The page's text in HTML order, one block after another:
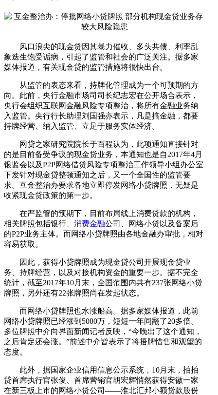
风口浪尖的现金贷因其暴力催收、多头共债、利率乱
象迭生饱受诟病，引起了监管和社会的广泛关注。据多家
媒体报道，有关现金贷的监管措施将很快出台。
从监管的表态来看，持牌化管理成为一个可预期的方
向。此前，央行金融市场司司长纪志宏在公开场合表示，
央行会组织互联网金融风险专项整治，将所有金融业务纳
入监管。央行行长助理刘国强亦表示，凡是搞金融，都要
持牌经营、纳入监管、立足于服务实体经济。
网贷之家研究院院长于百程认为，此项通知直接针对
的是目前备受争议的现金贷业务，本通知也是自2017年4月
银监会以及P2P网络借贷风险专项整治工作领导小组办公室
下发针对现金贷整顿通知之后，又一个全国性的监管要
求。互金整治办要求各地立即停发网络小贷牌照，无疑是
收紧现金贷政策的第一步。
在严监管的预期下，目前布局线上消费贷款的机构，
相关牌照包括银行、 消费金融公司、网络小贷以及备案后
的P2P业务主体。而网络小贷牌照由各地金融办审批，相对
容易获取。
因此，获得小贷牌照成为现金贷公司开展现金贷业
务、持牌经营，以及对接机构资金的重要一步。据不完全
统计，截至2017年10月末，全国范围内共有237张网络小贷
牌照，另外还有22张牌照尚在发起状态。
而网络小贷牌照也水涨船高。据多家媒体报道，此前
网络小贷牌照已经涨到5000万，短短一年间翻了20多倍。
多位牌照中介向界面新闻记者反映，“今晚出了这个通知，
之后肯定还会涨。”前述中介皆表示了将捂牌惜售和观望的
态度。
此外，据国家企业信用信息公示系统，10月末，拍拍
贷首席执行官张俊、首席营销官胡宏辉悄然获得安徽一家
在新三板上市的网络小贷公司——淮北汇邦小额贷款股份